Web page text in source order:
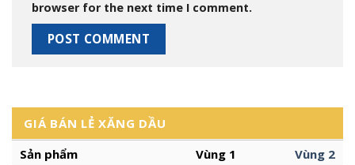
GIÁ BÁN LẺ XĂNG DẦU
Sản phẩm
Vùng 1 Vùng 2
browser for the next time I comment.